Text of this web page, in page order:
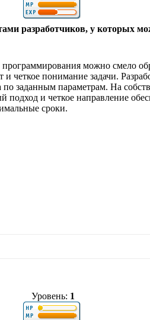
разработчиков, у которых
можно смело
четкое понимание задачи.
по заданным параметрам. На
подход и четкое направление
сроки.
Уровень: 1